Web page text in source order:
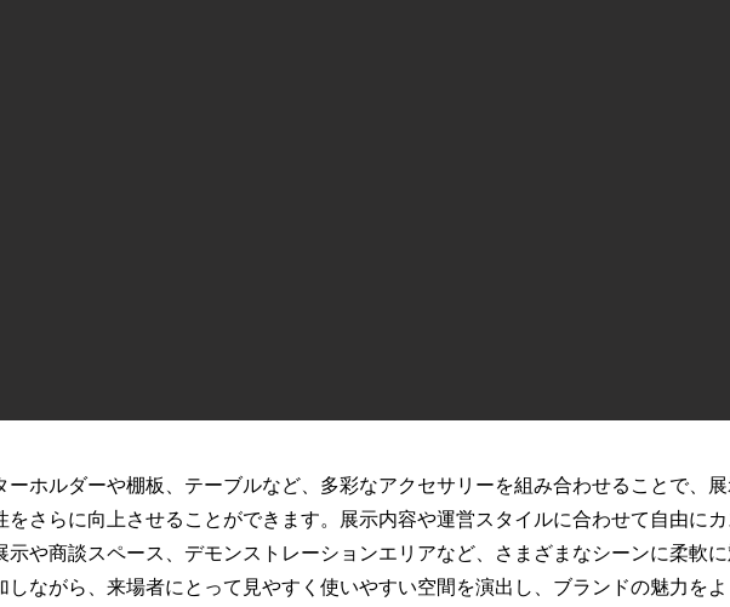
ーホルダーや棚板、テーブルなど、多彩なアクセサリーを組み合わせることで、
をさらに向上させることができます。展示内容や運営スタイルに合わせて自由にカ
示や商談スペース、デモンストレーションエリアなど、さまざまなシーンに柔軟
しながら、来場者にとって見やすく使いやすい空間を演出し、ブランドの魅力を